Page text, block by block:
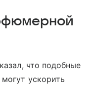
что подобные
ускорить